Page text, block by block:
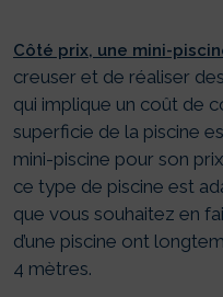
Côté prix, une mini-
creuser et de réaliser
qui implique un coût de
superficie de la piscine
mini-piscine pour son
ce type de piscine est
que vous souhaitez en
d’une piscine ont
4 mètres.